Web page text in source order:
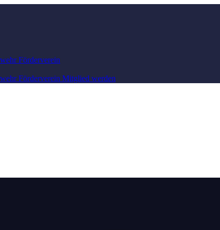
Förderverein
Förderverein Mitglied werden